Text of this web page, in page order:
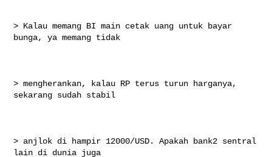
> Kalau memang BI main cetak uang untuk bayar
bunga, ya memang tidak
> mengherankan, kalau RP terus turun harganya,
sekarang sudah stabil
> anjlok di hampir 12000/USD. Apakah bank2 sentral
lain di dunia juga